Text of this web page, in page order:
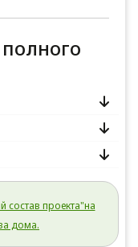
состав проекта"на
дома.